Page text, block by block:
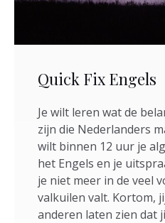
Quick Fix Engels
Je wilt leren wat de
zijn die Nederlanders
wilt binnen 12 uur je
het Engels en je
je niet meer in de veel
valkuilen valt. Kortom,
anderen laten zien dat